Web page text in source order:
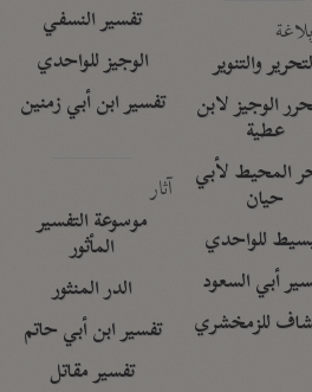
والتنوير
الوجيز لابن
عطية
المحيط لأبي
حيان
للواحدي
أبي السعود
للزمخشري
تفسير النسفي
الوجيز للواحدي
تفسير ابن أبي زمنين
آثار
موسوعة التفسير
المأثور
الدر المنثور
تفسير ابن أبي حاتم
تفسير مقاتل